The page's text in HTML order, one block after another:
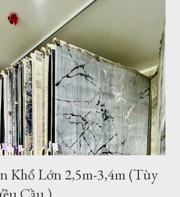
việc lựa chọn những bộ Thảm trải sàn -
sofa có kích thước lớn cho phòng khách
lại vẻ đẹp cho căn phòng, còn một
đó chính là mang lại đẳng cấp thật sự
thảm lót sàn cỡ lớn cho phòng khách
Xù -Thổ Nhĩ Kỳ kích thước 2,4mx3,4m
khách lớn mã F0003 . Xám trắng trọng
3,2kg/m2, như vậy với kíc...
Khổ Lớn 2,5m-3,4m (Tùy